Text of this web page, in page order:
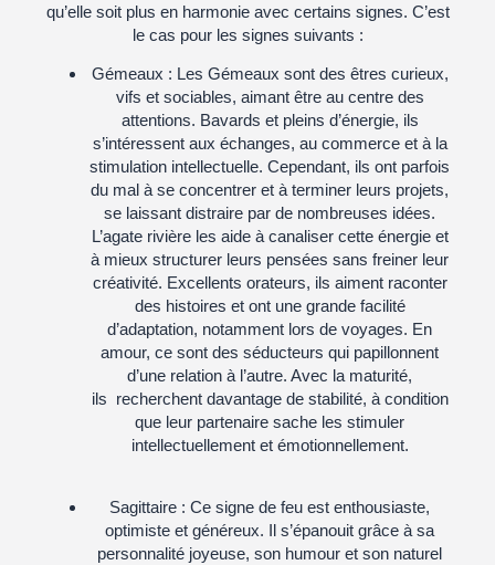
qu’elle soit plus en harmonie avec certains signes. C’est
le cas pour les signes suivants :
Gémeaux : Les Gémeaux sont des êtres curieux,
vifs et sociables, aimant être au centre des
attentions. Bavards et pleins d’énergie, ils
s’intéressent aux échanges, au commerce et à la
stimulation intellectuelle. Cependant, ils ont parfois
du mal à se concentrer et à terminer leurs projets,
se laissant distraire par de nombreuses idées.
L’agate rivière les aide à canaliser cette énergie et
à mieux structurer leurs pensées sans freiner leur
créativité. Excellents orateurs, ils aiment raconter
des histoires et ont une grande facilité
d’adaptation, notamment lors de voyages. En
amour, ce sont des séducteurs qui papillonnent
d’une relation à l’autre. Avec la maturité,
ils recherchent davantage de stabilité, à condition
que leur partenaire sache les stimuler
intellectuellement et émotionnellement.
Sagittaire : Ce signe de feu est enthousiaste,
optimiste et généreux. Il s’épanouit grâce à sa
personnalité joyeuse, son humour et son naturel